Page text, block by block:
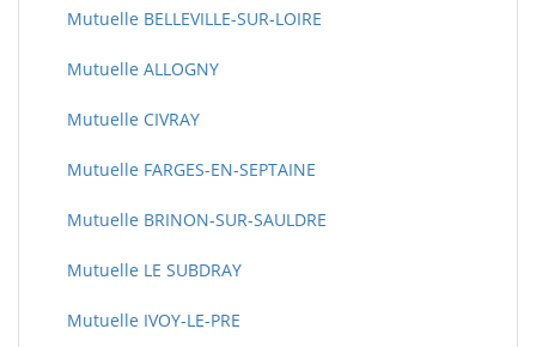
Mutuelle BELLEVILLE-SUR-LOIRE
Mutuelle ALLOGNY
Mutuelle CIVRAY
Mutuelle FARGES-EN-SEPTAINE
Mutuelle BRINON-SUR-SAULDRE
Mutuelle LE SUBDRAY
Mutuelle IVOY-LE-PRE